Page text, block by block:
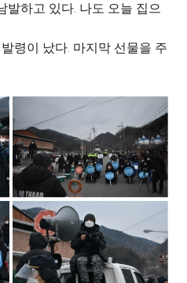
발하고 있다. 나도 오늘 집으
령이 났다. 마지막 선물을 주